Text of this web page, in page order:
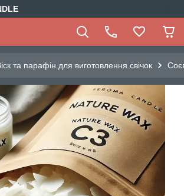
та парафін для виготовлення свічок